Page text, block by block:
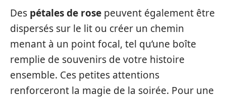
Des pétales de rose peuvent également être
dispersés sur le lit ou créer un chemin
menant à un point focal, tel qu’une boîte
remplie de souvenirs de votre histoire
ensemble. Ces petites attentions
renforceront la magie de la soirée. Pour une